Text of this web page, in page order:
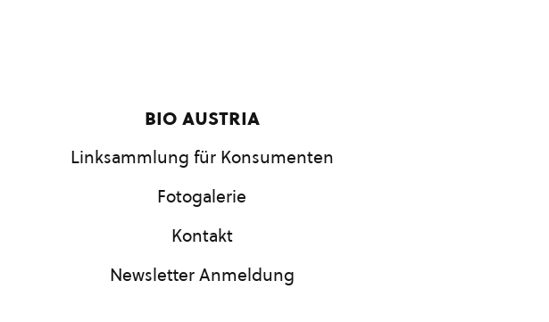
bio austria
Linksammlung für Konsumenten
Fotogalerie
Kontakt
Newsletter Anmeldung